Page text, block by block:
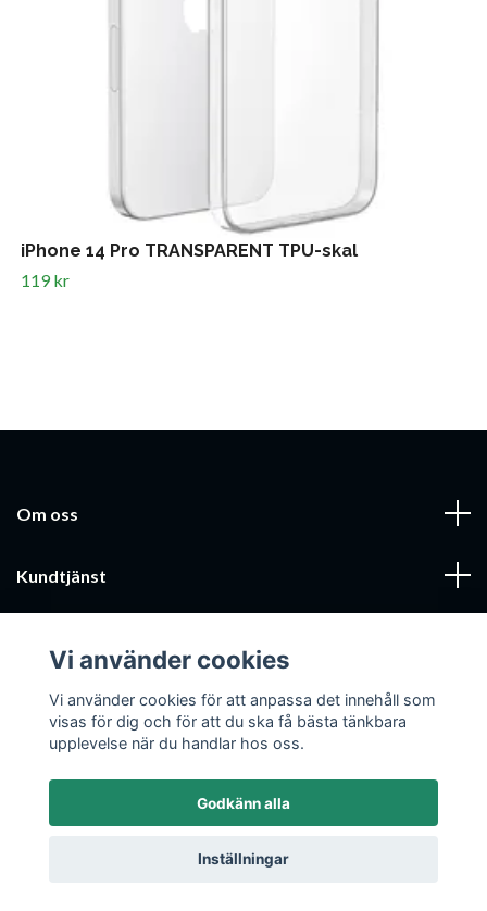
iPhone 14 Pro TRANSPARENT TPU-skal
119 kr
Om oss
Kundtjänst
Sociala medier
© 2026 Mobilcenter Jönköping AB
Vi använder cookies
Vi använder cookies för att anpassa det innehåll som
visas för dig och för att du ska få bästa tänkbara
upplevelse när du handlar hos oss.
Godkänn alla
Inställningar